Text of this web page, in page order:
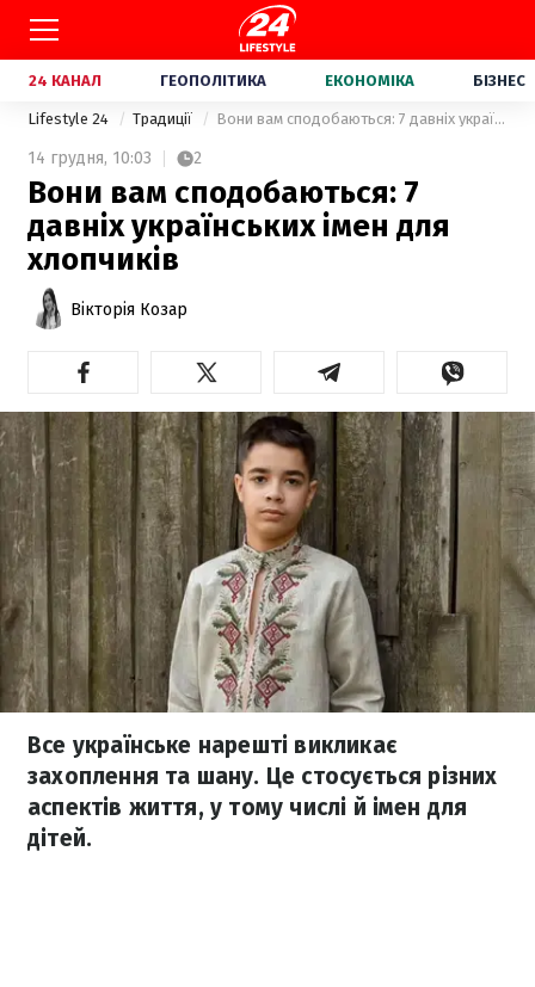
24 КАНАЛ ГЕОПОЛІТИКА ЕКОНОМІКА БІЗНЕС
Lifestyle 24 Традиції Вони вам сподобаються: 7 давніх українських імен для хлопчиків
14 грудня, 10:03 2
Вони вам сподобаються: 7
давніх українських імен для
хлопчиків
Вікторія Козар
Все українське нарешті викликає
захоплення та шану. Це стосується різних
аспектів життя, у тому числі й імен для
дітей.